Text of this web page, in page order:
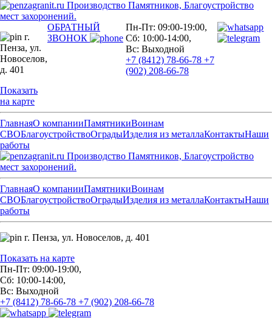
Производство Памятников, Благоустройство
мест захоронений.
г.
Пенза, ул.
Новоселов,
д. 401
Показать
на карте
ОБРАТНЫЙ
ЗВОНОК
Пн-Пт: 09:00-19:00,
Сб: 10:00-14:00,
Вс: Выходной
+7 (8412) 78-66-78 +7
(902) 208-66-78
ГлавнаяО компанииПамятникиВоинам
СВОБлагоустройствоОградыИзделия из металлаКонтактыНаши
работы
Производство Памятников, Благоустройство
мест захоронений.
ГлавнаяО компанииПамятникиВоинам
СВОБлагоустройствоОградыИзделия из металлаКонтактыНаши
работы
г. Пенза, ул. Новоселов, д. 401
Показать на карте
Пн-Пт: 09:00-19:00,
Сб: 10:00-14:00,
Вс: Выходной
+7 (8412) 78-66-78 +7 (902) 208-66-78